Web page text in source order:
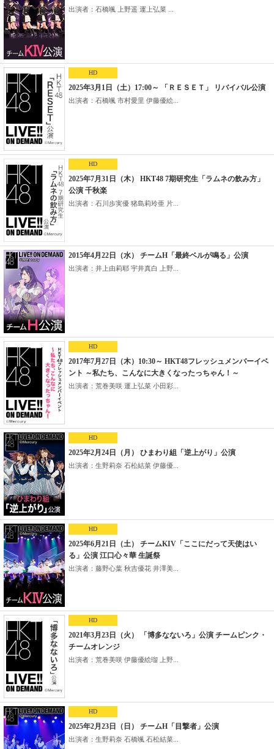
出演者：石橋颯 上野遥 運上弘菜 ...
HD
2025年3月1日（土）17:00～ 「ＲＥＳＥＴ」 リバイバル公演
出演者：石橋颯 市村愛里 伊藤優絵...
HD
2025年7月31日（木） HKT48 7期研究生「ラムネの飲み方」
公演 千秋楽
出演者：石川歩実優 猪島莉玲亜 片...
2015年4月22日（水） チームH「最終ベルが鳴る」公演
出演者：井上由莉耶 宇井真白 上野...
HD
2017年7月27日（木）10:30～ HKT48フレッシュメンバーイベ
ント ～私たち、こんなに大きくなったっちゃん！～
出演者：荒巻美咲 運上弘菜 小田彩...
HD
2025年2月24日（月） ひまわり組「逆上がり」公演
出演者：生野莉奈 石松結菜 伊藤優...
HD
2025年6月21日（土） チームKIV「ここにだって天使はい
る」公演 江口心々華 生誕祭
出演者：藤野心葉 秋吉優花 井澤美...
HD
2021年3月23日（火） 「博多なないろ」公演 チームピンク・
チームオレンジ
出演者：荒巻美咲 伊藤優絵瑠 上野...
HD
2025年2月23日（日） チームH「目撃者」公演
出演者：生野莉奈 石橋颯 石松結菜...